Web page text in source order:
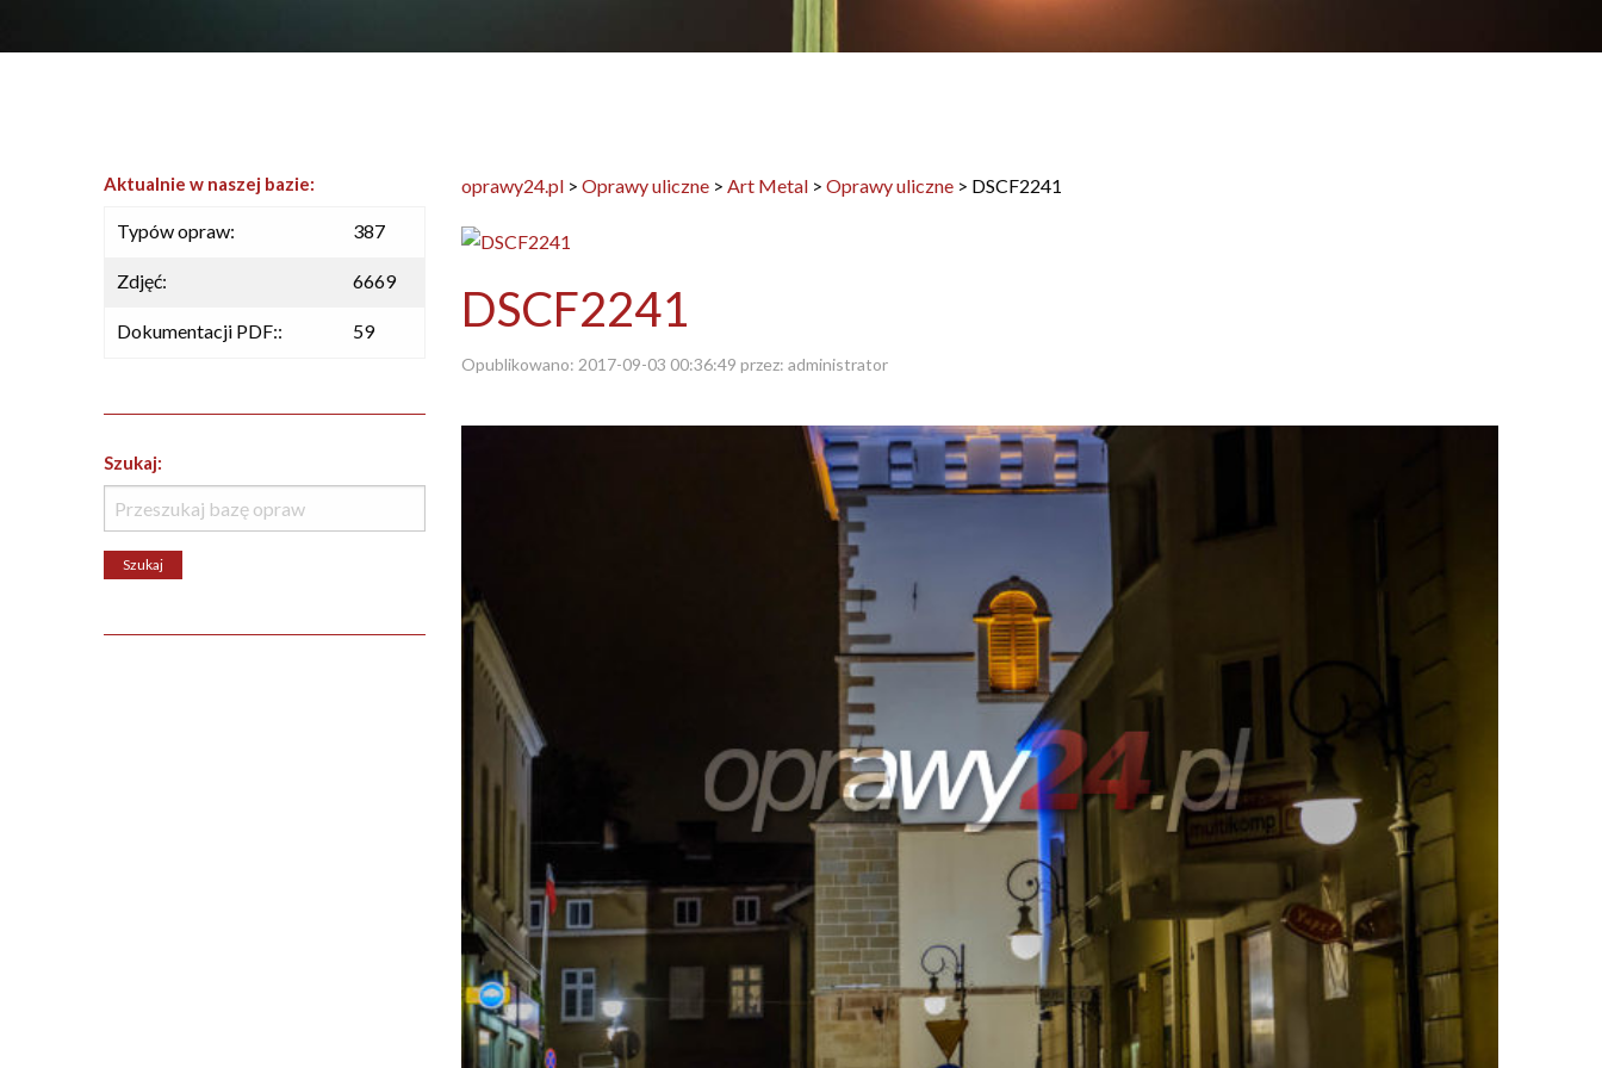
oprawy24.pl > Oprawy uliczne > Art Metal > Oprawy uliczne > DSCF2241
DSCF2241
Opublikowano: 2017-09-03 00:36:49 przez: administrator
Aktualnie w naszej bazie:
Typów opraw: 387
Zdjęć: 6669
Dokumentacji PDF:: 59
Szukaj: